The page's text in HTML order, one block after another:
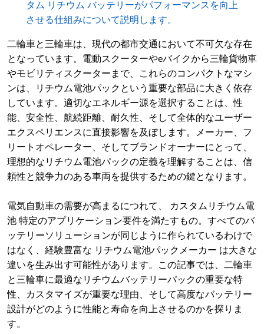
タム リチウム バッテリーがパフォーマンスを向上
させる仕組みについて説明します。
二輪車と三輪車は、現代の都市交通において不可欠な存在
となっています。電動スクーターやeバイクから三輪貨物車
やモビリティスクーターまで、これらのコンパクトなマシ
ンは、リチウム電池パックという重要な部品に大きく依存
しています。適切なエネルギー源を選択することは、性
能、安全性、航続距離、耐久性、そして全体的なユーザー
エクスペリエンスに直接影響を及ぼします。メーカー、フ
リートオペレーター、そしてブランドオーナーにとって、
理想的なリチウム電池パックの定義を理解することは、信
頼性と競争力のある車両を提供するための鍵となります。
電気自動車の需要が高まるにつれて、 カスタムリチウム電
池 特定のアプリケーション要件を満たすもの。すべてのバ
ッテリーソリューションが同じように作られているわけで
はなく、経験豊富な リチウム電池パックメーカー は大きな
違いを生み出す可能性があります。この記事では、二輪車
と三輪車に最適なリチウムバッテリーパックの重要な特
性、カスタマイズが重要な理由、そして高度なバッテリー
設計がどのように性能と寿命を向上させるのかを探りま
す。